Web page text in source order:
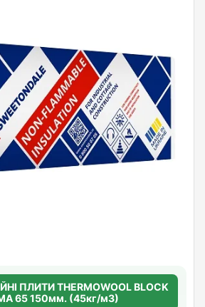
ПЛИТИ THERMOWOOL BLOCK
65 150мм. (45кг/м3)